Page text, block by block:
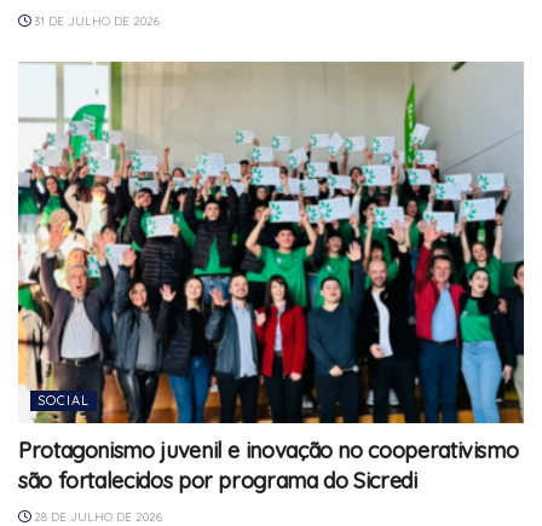
31 DE JULHO DE 2026
SOCIAL
Protagonismo juvenil e inovação no cooperativismo
são fortalecidos por programa do Sicredi
28 DE JULHO DE 2026